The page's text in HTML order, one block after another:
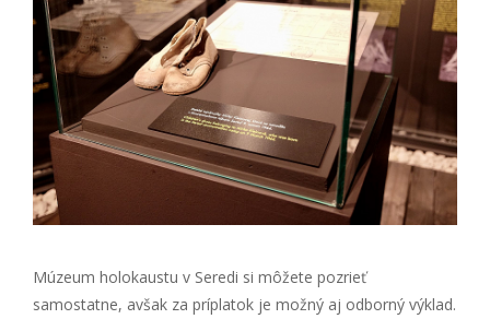
Múzeum holokaustu v Seredi si môžete pozrieť
samostatne, avšak za príplatok je možný aj odborný výklad.